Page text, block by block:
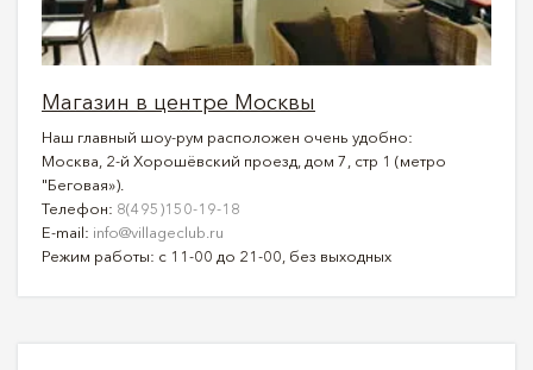
Магазин в центре Москвы
Наш главный шоу-рум расположен очень удобно:
Москва, 2-й Хорошёвский проезд, дом 7, стр 1 (метро
"Беговая»).
Телефон: 8(495)150-19-18
E-mail: info@villageclub.ru
Режим работы: с 11-00 до 21-00, без выходных